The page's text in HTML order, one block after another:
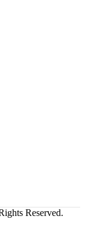
Reserved.